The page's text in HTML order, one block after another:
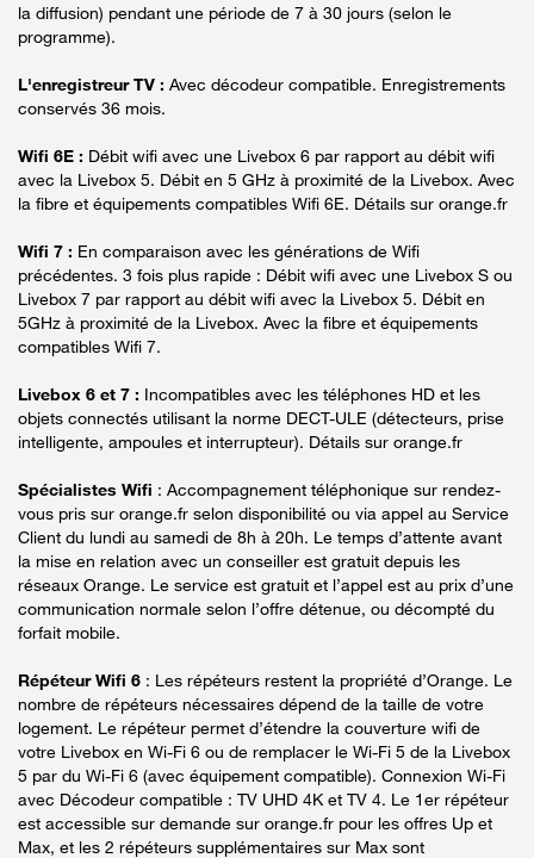
la diffusion) pendant une période de 7 à 30 jours (selon le
programme).
L'enregistreur TV : Avec décodeur compatible. Enregistrements
conservés 36 mois.
Wifi 6E : Débit wifi avec une Livebox 6 par rapport au débit wifi
avec la Livebox 5. Débit en 5 GHz à proximité de la Livebox. Avec
la fibre et équipements compatibles Wifi 6E. Détails sur orange.fr
Wifi 7 : En comparaison avec les générations de Wifi
précédentes. 3 fois plus rapide : Débit wifi avec une Livebox S ou
Livebox 7 par rapport au débit wifi avec la Livebox 5. Débit en
5GHz à proximité de la Livebox. Avec la fibre et équipements
compatibles Wifi 7.
Livebox 6 et 7 : Incompatibles avec les téléphones HD et les
objets connectés utilisant la norme DECT-ULE (détecteurs, prise
intelligente, ampoules et interrupteur). Détails sur orange.fr
Spécialistes Wifi : Accompagnement téléphonique sur rendez-
vous pris sur orange.fr selon disponibilité ou via appel au Service
Client du lundi au samedi de 8h à 20h. Le temps d’attente avant
la mise en relation avec un conseiller est gratuit depuis les
réseaux Orange. Le service est gratuit et l’appel est au prix d’une
communication normale selon l’offre détenue, ou décompté du
forfait mobile.
Répéteur Wifi 6 : Les répéteurs restent la propriété d’Orange. Le
nombre de répéteurs nécessaires dépend de la taille de votre
logement. Le répéteur permet d’étendre la couverture wifi de
votre Livebox en Wi-Fi 6 ou de remplacer le Wi-Fi 5 de la Livebox
5 par du Wi-Fi 6 (avec équipement compatible). Connexion Wi-Fi
avec Décodeur compatible : TV UHD 4K et TV 4. Le 1er répéteur
est accessible sur demande sur orange.fr pour les offres Up et
Max, et les 2 répéteurs supplémentaires sur Max sont